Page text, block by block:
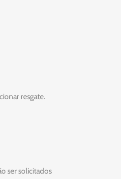
resgate.
ser solicitados